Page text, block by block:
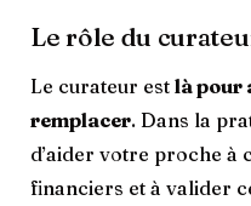
Le rôle du
Le curateur est là pour
remplacer. Dans la
d’aider votre proche à
financiers et à valider